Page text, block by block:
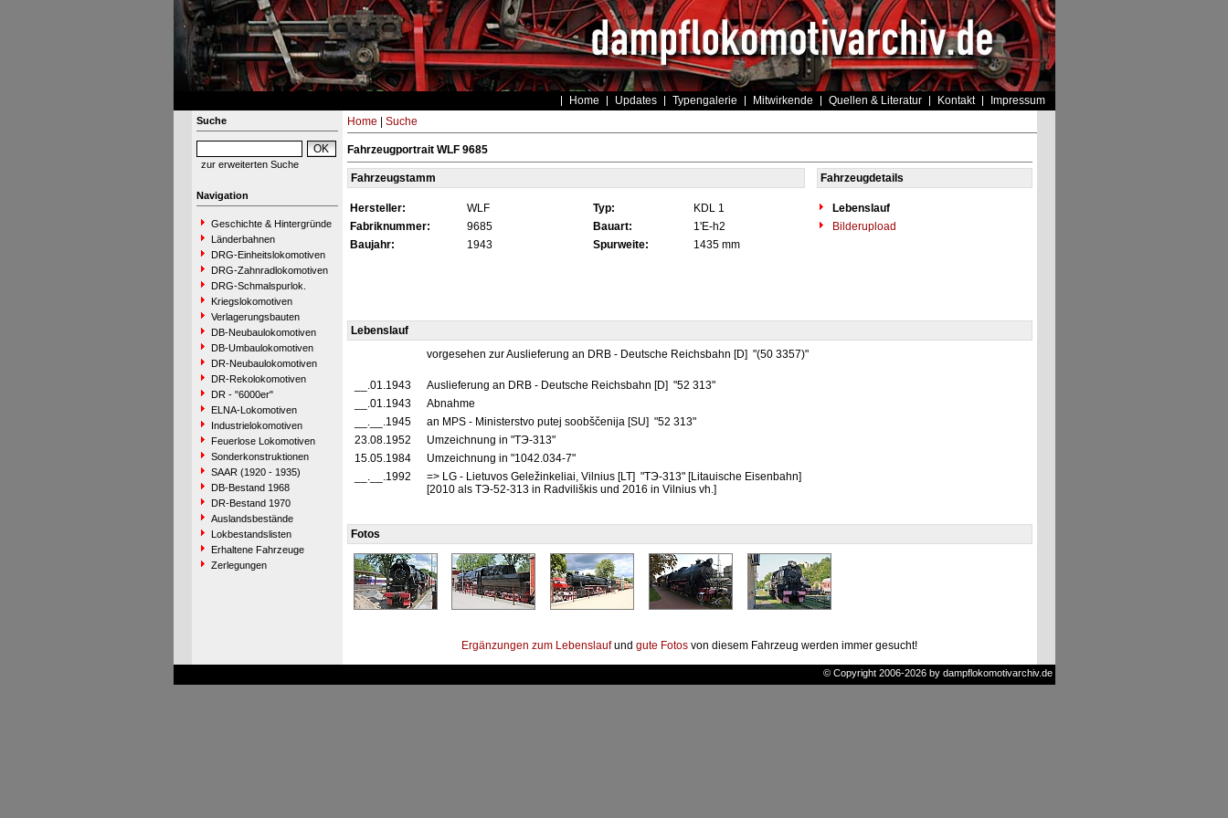
Home Updates Typengalerie Mitwirkende Quellen & Literatur Kontakt Impressum
Suche
zur erweiterten Suche
Navigation
Geschichte & Hintergründe
Länderbahnen
DRG-Einheitslokomotiven
DRG-Zahnradlokomotiven
DRG-Schmalspurlok.
Kriegslokomotiven
Verlagerungsbauten
DB-Neubaulokomotiven
DB-Umbaulokomotiven
DR-Neubaulokomotiven
DR-Rekolokomotiven
DR - "6000er"
ELNA-Lokomotiven
Industrielokomotiven
Feuerlose Lokomotiven
Sonderkonstruktionen
SAAR (1920 - 1935)
DB-Bestand 1968
DR-Bestand 1970
Auslandsbestände
Lokbestandslisten
Erhaltene Fahrzeuge
Zerlegungen
Home Suche
Fahrzeugportrait WLF 9685
Fahrzeugstamm Fahrzeugdetails
Hersteller: WLF Typ: KDL 1
Lebenslauf
Fabriknummer:
9685 Bauart: 1'E-h2
Bilderupload
Baujahr:
1943 Spurweite: 1435 mm
Lebenslauf
vorgesehen zur Auslieferung an DRB - Deutsche Reichsbahn [D] "(50 3357)"
__.01.1943
Auslieferung an DRB - Deutsche Reichsbahn [D] "52 313"
__.01.1943
Abnahme
__.__.1945
an MPS - Ministerstvo putej soobščenija [SU] "52 313"
23.08.1952
Umzeichnung in "TЭ-313"
15.05.1984
Umzeichnung in "1042.034-7"
__.__.1992
=> LG - Lietuvos Geležinkeliai, Vilnius [LT] "TЭ-313" [Litauische Eisenbahn]
[2010 als TЭ-52-313 in Radviliškis und 2016 in Vilnius vh.]
Fotos
Ergänzungen zum Lebenslaufund gute Fotos von diesem Fahrzeug werden immer gesucht!
© Copyright 2006-2026 by dampflokomotivarchiv.de